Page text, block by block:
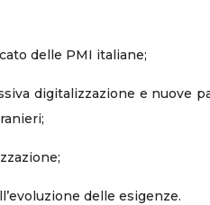
delle PMI italiane;
digitalizzazione e nuove
delle esigenze.